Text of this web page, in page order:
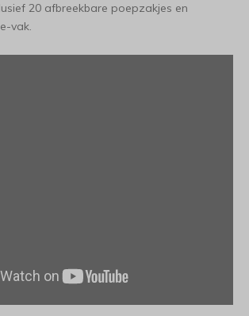
20 afbreekbare poepzakjes en
vak.